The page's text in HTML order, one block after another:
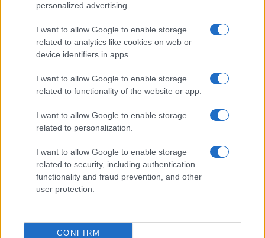
personalized advertising.
I want to allow Google to enable storage
related to analytics like cookies on web or
device identifiers in apps.
I want to allow Google to enable storage
related to functionality of the website or app.
I want to allow Google to enable storage
related to personalization.
I want to allow Google to enable storage
related to security, including authentication
functionality and fraud prevention, and other
user protection.
CONFIRM
Champions League Femminile: la Juventus vince 3-1 ai
supplementari grazie a Chiba
Francesca Lombardi · 9 Ago 2026